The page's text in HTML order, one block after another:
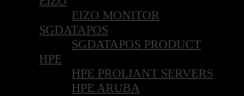
EIZO MONITOR
SGDATAPOS
SGDATAPOS PRODUCT
HPE
HPE PROLIANT SERVERS
HPE ARUBA